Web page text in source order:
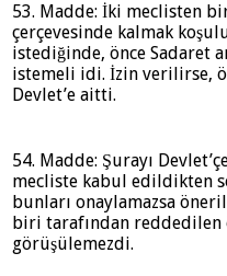
53. Madde: İki meclisten
çerçevesinde kalmak
istediğinde, önce Sadaret
istemeli idi. İzin verilirse,
Devlet’e aitti.
54. Madde: Şurayı
mecliste kabul edildikten
bunları onaylamazsa
biri tarafından reddedilen
görüşülemezdi.